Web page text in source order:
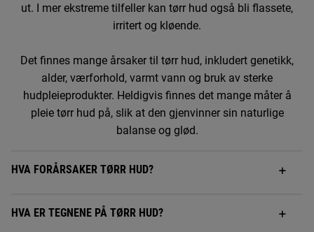
ut. I mer ekstreme tilfeller kan tørr hud også bli flassete,
irritert og kløende.
Det finnes mange årsaker til tørr hud, inkludert genetikk,
alder, værforhold, varmt vann og bruk av sterke
hudpleieprodukter. Heldigvis finnes det mange måter å
pleie tørr hud på, slik at den gjenvinner sin naturlige
balanse og glød.
HVA FORÅRSAKER TØRR HUD?
HVA ER TEGNENE PÅ TØRR HUD?